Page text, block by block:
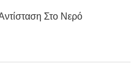
Στο Νερό